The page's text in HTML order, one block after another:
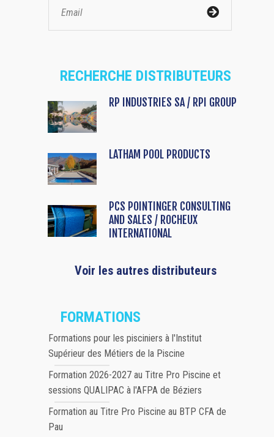
RECHERCHE DISTRIBUTEURS
RP INDUSTRIES SA / RPI GROUP
LATHAM POOL PRODUCTS
PCS POINTINGER CONSULTING
AND SALES / ROCHEUX
INTERNATIONAL
Voir les autres distributeurs
FORMATIONS
Formations pour les pisciniers à l'Institut
Supérieur des Métiers de la Piscine
Formation 2026-2027 au Titre Pro Piscine et
sessions QUALIPAC à l'AFPA de Béziers
Formation au Titre Pro Piscine au BTP CFA de
Pau